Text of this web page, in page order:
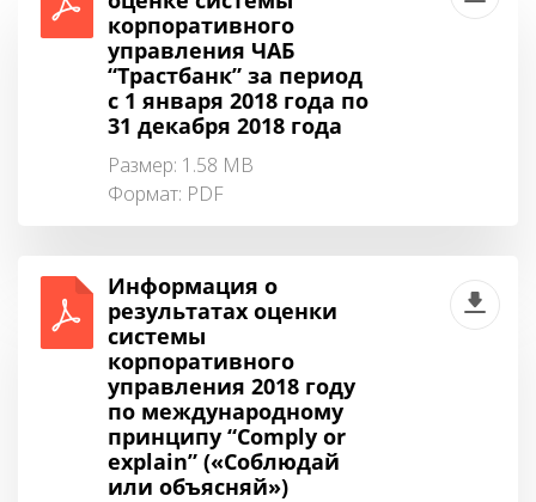
корпоративного
управления ЧАБ
“Трастбанк” за период
с 1 января 2018 года по
31 декабря 2018 года
Размер: 1.58 MB
Формат: PDF
Информация о
результатах оценки
системы
корпоративного
управления 2018 году
по международному
принципу “Comply or
explain” («Соблюдай
или объясняй»)